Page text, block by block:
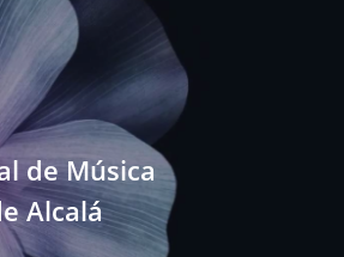
de Música
Alcalá